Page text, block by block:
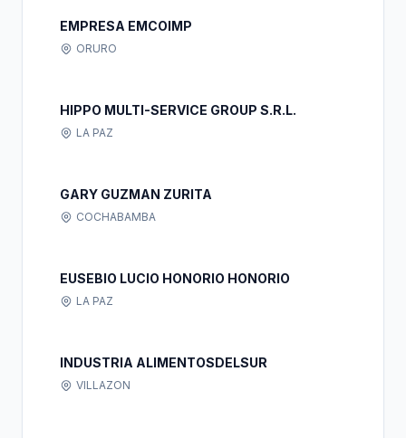
EMPRESA EMCOIMP
ORURO
HIPPO MULTI-SERVICE GROUP S.R.L.
LA PAZ
GARY GUZMAN ZURITA
COCHABAMBA
EUSEBIO LUCIO HONORIO HONORIO
LA PAZ
INDUSTRIA ALIMENTOSDELSUR
VILLAZON